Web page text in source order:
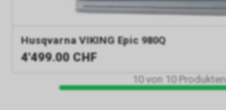
Husqvarna VIKING Epic 980Q
4'499.00 CHF
10von 10Produkten